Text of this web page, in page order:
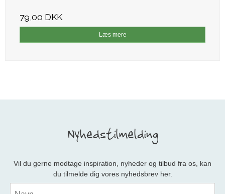
79,00 DKK
Læs mere
Nyhedstilmelding
Vil du gerne modtage inspiration, nyheder og tilbud fra os, kan
du tilmelde dig vores nyhedsbrev her.